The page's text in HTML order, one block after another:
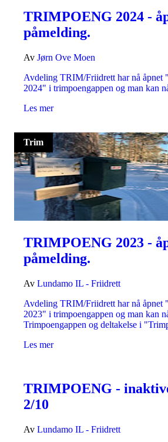
TRIMPOENG 2024 -
påmelding.
Av Jørn Ove Moen
Avdeling TRIM/Friidrett har nå åpnet
2024" i trimpoengappen og man kan
Les mer
Trim
TRIMPOENG 2023 -
påmelding.
Av Lundamo IL - Friidrett
Avdeling TRIM/Friidrett har nå åpnet
2023" i trimpoengappen og man kan
Trimpoengappen og deltakelse i
Les mer
TRIMPOENG -
2/10
Av Lundamo IL - Friidrett